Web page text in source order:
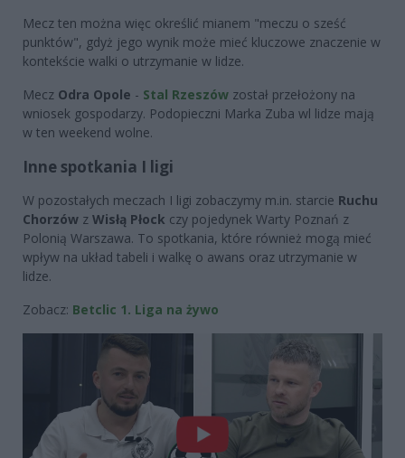
Mecz ten można więc określić mianem "meczu o sześć
punktów", gdyż jego wynik może mieć kluczowe znaczenie w
kontekście walki o utrzymanie w lidze.
Mecz Odra Opole - Stal Rzeszów został przełożony na
wniosek gospodarzy. Podopieczni Marka Zuba wl lidze mają
w ten weekend wolne.
Inne spotkania I ligi
W pozostałych meczach I ligi zobaczymy m.in. starcie Ruchu
Chorzów z Wisłą Płock czy pojedynek Warty Poznań z
Polonią Warszawa. To spotkania, które również mogą mieć
wpływ na układ tabeli i walkę o awans oraz utrzymanie w
lidze.
Zobacz: Betclic 1. Liga na żywo